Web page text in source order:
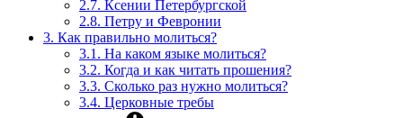
2.7. Ксении Петербургской
2.8. Петру и Февронии
3. Как правильно молиться?
3.1. На каком языке молиться?
3.2. Когда и как читать прошения?
3.3. Сколько раз нужно молиться?
3.4. Церковные требы